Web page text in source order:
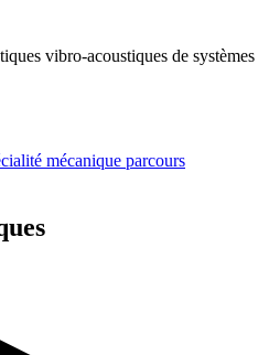
vibro-acoustiques de systèmes
mécanique parcours